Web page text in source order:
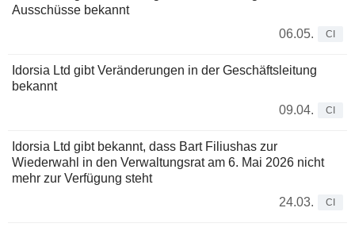
Ausschüsse bekannt
06.05.
CI
Idorsia Ltd gibt Veränderungen in der Geschäftsleitung
bekannt
09.04.
CI
Idorsia Ltd gibt bekannt, dass Bart Filiushas zur
Wiederwahl in den Verwaltungsrat am 6. Mai 2026 nicht
mehr zur Verfügung steht
24.03.
CI